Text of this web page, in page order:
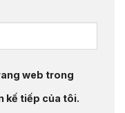
web trong
kế tiếp của tôi.